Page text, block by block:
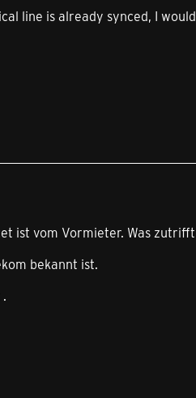
line is already synced, I
ist vom Vormieter. Was
bekannt ist.